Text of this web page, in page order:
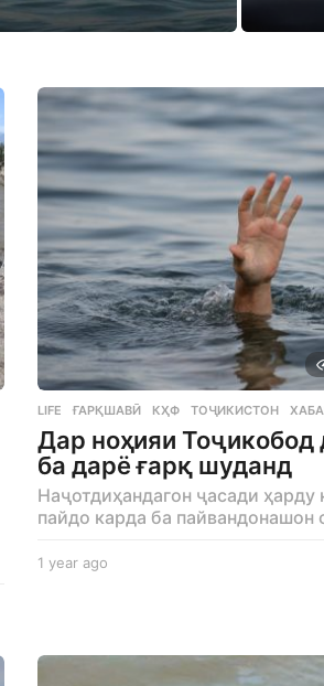
LIFE ҒАРҚШАВӢ ,КҲФ ,ТОҶИКИСТОН ,
Дар ноҳияи Тоҷикобод
ба дарё ғарқ шуданд
Наҷотдиҳандагон ҷасади ҳарду
пайдо карда ба пайвандонашон
1 year ago